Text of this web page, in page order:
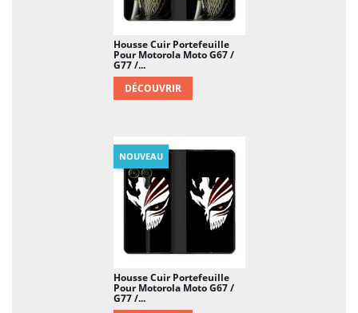
Housse Cuir Portefeuille
Pour Motorola Moto G67 /
G77 /...
DÉCOUVRIR
Housse Cuir Portefeuille
Pour Motorola Moto G67 /
G77 /...
NOUVEAU